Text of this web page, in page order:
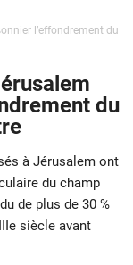
l’effondrement du
du
à Jérusalem ont
du champ
de plus de 30 %
siècle avant